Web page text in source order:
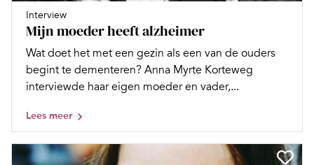
Interview
Mijn moeder heeft alzheimer
Wat doet het met een gezin als een van de ouders
begint te dementeren? Anna Myrte Korteweg
interviewde haar eigen moeder en vader,...
Lees meer